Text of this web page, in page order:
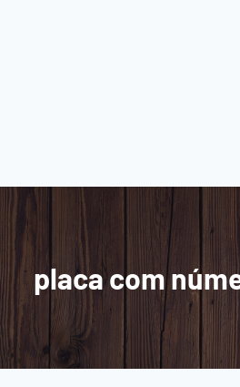
placa com